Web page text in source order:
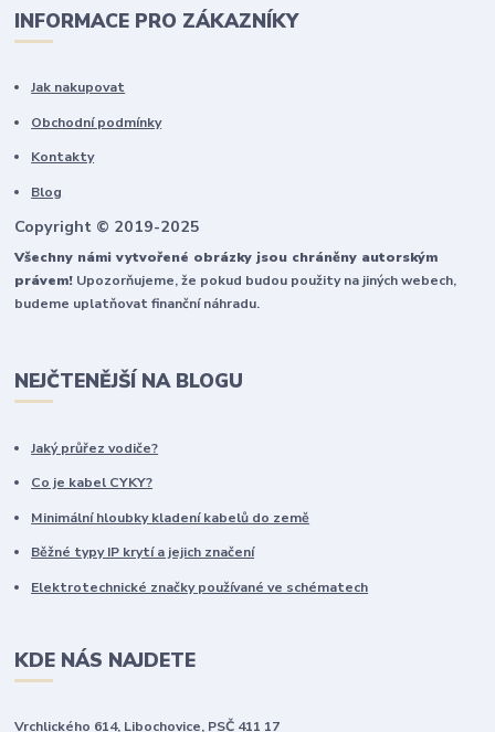
INFORMACE PRO ZÁKAZNÍKY
Jak nakupovat
Obchodní podmínky
Kontakty
Blog
Copyright © 2019-2025
Všechny námi vytvořené obrázky jsou chráněny autorským
právem! Upozorňujeme, že pokud budou použity na jiných webech,
budeme uplatňovat finanční náhradu.
NEJČTENĚJŠÍ NA BLOGU
Jaký průřez vodiče?
Co je kabel CYKY?
Minimální hloubky kladení kabelů do země
Běžné typy IP krytí a jejich značení
Elektrotechnické značky používané ve schématech
KDE NÁS NAJDETE
Vrchlického 614, Libochovice, PSČ 411 17